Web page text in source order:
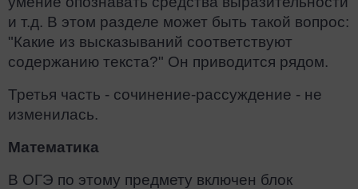
и т.д. В этом разделе может быть такой вопрос:
"Какие из высказываний соответствуют
содержанию текста?" Он приводится рядом.
Третья часть - сочинение-рассуждение - не
изменилась.
Математика
В ОГЭ по этому предмету включен блок